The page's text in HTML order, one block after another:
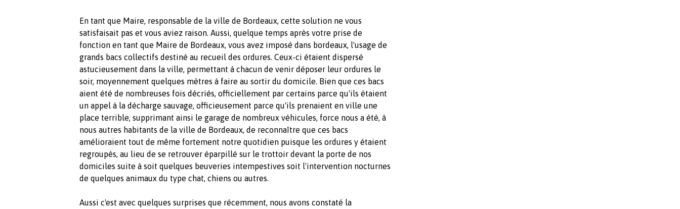
En tant que Maire, responsable de la ville de Bordeaux, cette solution ne vous
satisfaisait pas et vous aviez raison. Aussi, quelque temps après votre prise de
fonction en tant que Maire de Bordeaux, vous avez imposé dans bordeaux, l'usage de
grands bacs collectifs destiné au recueil des ordures. Ceux-ci étaient dispersé
astucieusement dans la ville, permettant à chacun de venir déposer leur ordures le
soir, moyennement quelques mètres à faire au sortir du domicile. Bien que ces bacs
aient été de nombreuses fois décriés, officiellement par certains parce qu'ils étaient
un appel à la décharge sauvage, officieusement parce qu'ils prenaient en ville une
place terrible, supprimant ainsi le garage de nombreux véhicules, force nous a été, à
nous autres habitants de la ville de Bordeaux, de reconnaître que ces bacs
amélioraient tout de même fortement notre quotidien puisque les ordures y étaient
regroupés, au lieu de se retrouver éparpillé sur le trottoir devant la porte de nos
domiciles suite à soit quelques beuveries intempestives soit l'intervention nocturnes
de quelques animaux du type chat, chiens ou autres.
Aussi c'est avec quelques surprises que récemment, nous avons constaté la